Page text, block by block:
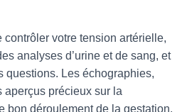
votre tension artérielle,
analyses d’urine et de sang, et
questions. Les échographies,
aperçus précieux sur la
bon déroulement de la gestation.